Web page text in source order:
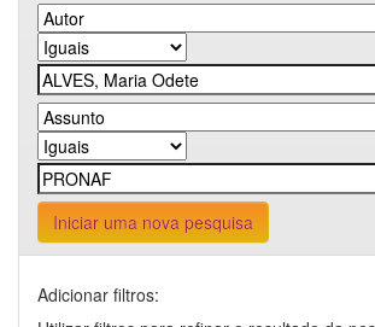
Iniciar uma nova pesquisa
Adicionar filtros: